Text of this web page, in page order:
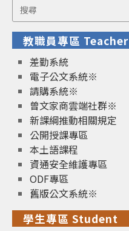
Search
for:
教職員專區 Teacher
差勤系統
電子公文系統※
請購系統※
曾文家商雲端社群※
新課綱推動相關規定
公開授課專區
本土語課程
資通安全維護專區
ODF專區
舊版公文系統※
學生專區 Student